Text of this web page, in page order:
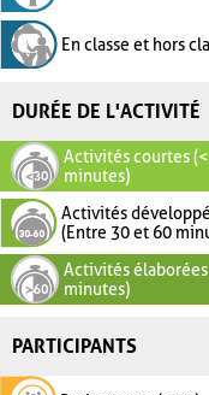
En classe et hors
DURÉE DE L'ACTIVITÉ
Activités courtes
minutes)
Activités
(Entre 30 et 60
Activités élaborées
minutes)
PARTICIPANTS